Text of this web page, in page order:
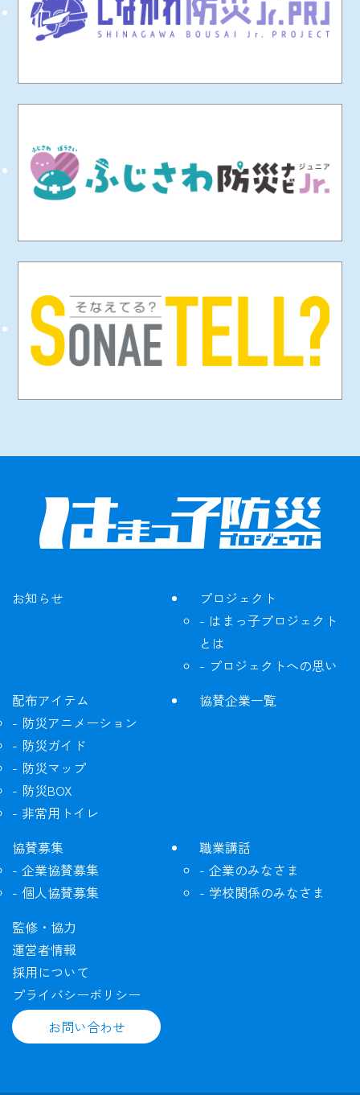
お知らせ
プロジェクト
はまっ子プロジェクト
とは
プロジェクトへの思い
配布アイテム
防災アニメーション
防災ガイド
防災マップ
防災BOX
非常用トイレ
協賛企業一覧
協賛募集
企業協賛募集
個人協賛募集
職業講話
企業のみなさま
学校関係のみなさま
監修・協力
運営者情報
採用について
プライバシーポリシー
お問い合わせ